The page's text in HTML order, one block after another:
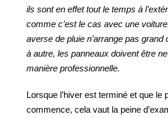
ils sont en effet tout le temps à
comme c’est le cas avec une
averse de pluie n’arrange pas grand
à autre, les panneaux doivent être
manière professionnelle.
Lorsque l’hiver est terminé et que le
commence, cela vaut la peine